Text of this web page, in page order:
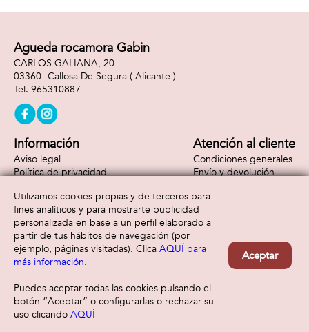
Agueda rocamora Gabin
CARLOS GALIANA, 20
03360 -Callosa De Segura ( Alicante )
965310887
Información
Aviso legal
Política de privacidad
Atención al cliente
Condiciones generales
Envío y devolución
Formas de pago
Utilizamos cookies propias y de terceros para
fines analíticos y para mostrarte publicidad
personalizada en base a un perfil elaborado a
partir de tus hábitos de navegación (por
ejemplo, páginas visitadas). Clica AQUÍ para
más información.
Puedes aceptar todas las cookies pulsando el
botón “Aceptar” o configurarlas o rechazar su
uso clicando AQUÍ
Aceptar